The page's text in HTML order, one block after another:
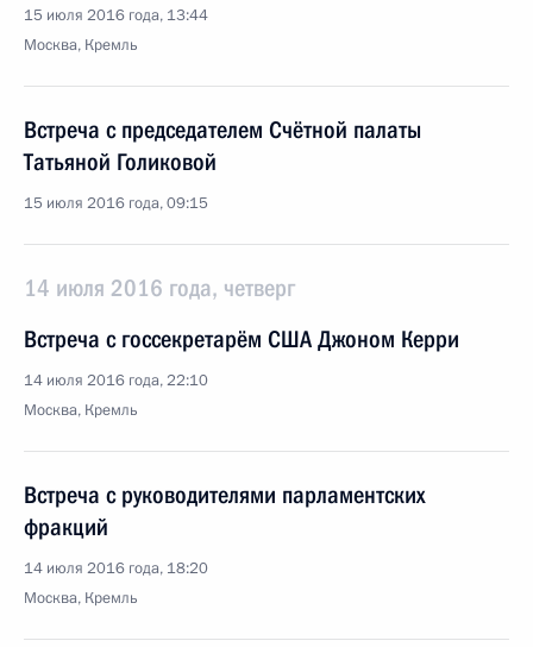
15 июля 2016 года, 13:44
Москва, Кремль
Встреча с председателем Счётной палаты
Татьяной Голиковой
15 июля 2016 года, 09:15
14 июля 2016 года, четверг
Встреча с госсекретарём США Джоном Керри
14 июля 2016 года, 22:10
Москва, Кремль
Встреча с руководителями парламентских
фракций
14 июля 2016 года, 18:20
Москва, Кремль